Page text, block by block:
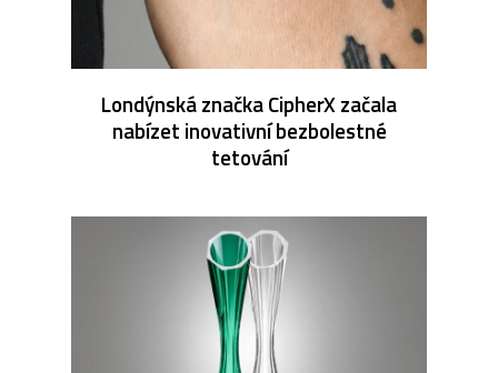
Londýnská značka CipherX začala
nabízet inovativní bezbolestné
tetování